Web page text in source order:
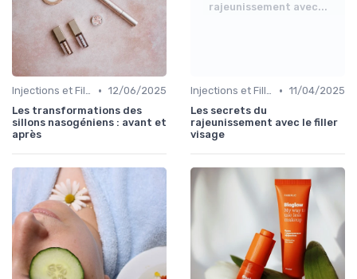
Injections et Fillers • 12/06/2025
Les transformations des
sillons nasogéniens : avant et
après
rajeunissement avec...
Injections et Fillers • 11/04/2025
Les secrets du
rajeunissement avec le filler
visage